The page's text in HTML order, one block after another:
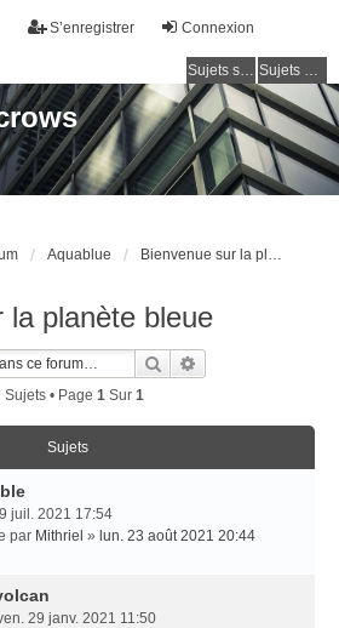
Connexion
S’enregistrer
Sujets sans réponse Sujets actifs
Aquablue Bienvenue sur la planète bleue
la planète bleue
Rechercher
Sujets • Page 1Sur 1
Sujets
juil. 2021 17:54
par Mithriel » lun. 23 août 2021 20:44
29 janv. 2021 11:50